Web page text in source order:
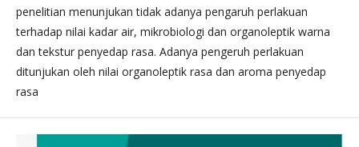
penelitian menunjukan tidak adanya pengaruh perlakuan
terhadap nilai kadar air, mikrobiologi dan organoleptik warna
dan tekstur penyedap rasa. Adanya pengeruh perlakuan
ditunjukan oleh nilai organoleptik rasa dan aroma penyedap
rasa